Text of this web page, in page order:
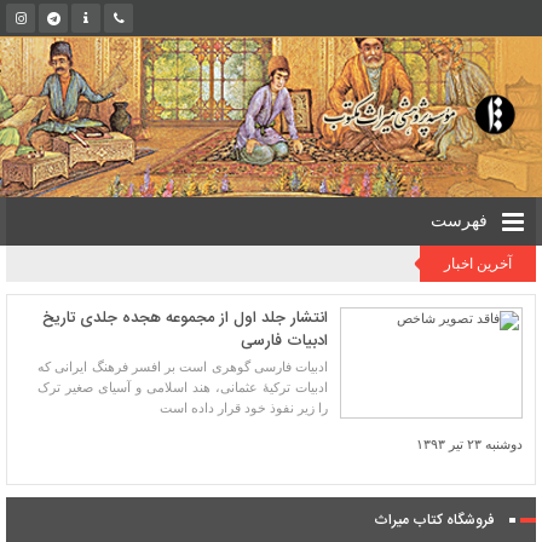
فهرست
آخرین اخبار
انتشار جلد اول از مجموعه هجده جلدی تاریخ
ادبیات فارسی
ادبیات فارسی گوهری است بر افسر فرهنگ ایرانی که
ادبیات ترکیۀ عثمانی، هند اسلامی و آسیای صغیر ترک
را زیر نفوذ خود قرار داده است
دوشنبه ۲۳ تیر ۱۳۹۳
فروشگاه کتاب میراث